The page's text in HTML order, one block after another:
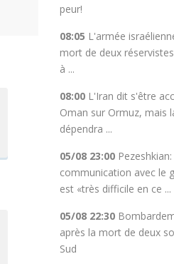
peur!
08:05 L'armée
mort de deux
à ...
08:00L'Iran dit s'être
Oman sur Ormuz, mais
dépendra ...
05/08 23:00Pezeshkian:
communication avec le
est «très difficile en ce ...
05/08 22:30
après la mort de deux
Sud